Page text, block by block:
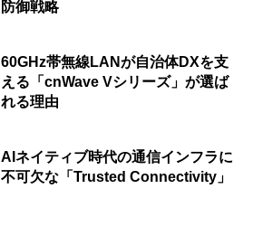
防御戦略
60GHz帯無線LANが自治体DXを支
える「cnWave Vシリーズ」が選ば
れる理由
AIネイティブ時代の通信インフラに
不可欠な「Trusted Connectivity」